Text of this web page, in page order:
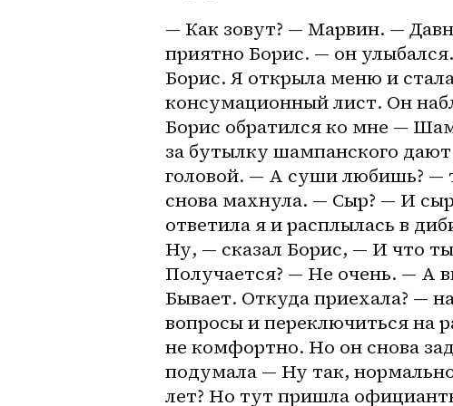
— Как зовут? — Марвин. —
приятно Борис. — он
Борис. Я открыла меню и
консумационный лист. Он
Борис обратился ко мне —
за бутылку шампанского
головой. — А суши любишь?
снова махнула. — Сыр? — И
ответила я и расплылась в
Ну, — сказал Борис, — И что
Получается? — Не очень. — А
Бывает. Откуда приехала? —
вопросы и переключиться на
не комфортно. Но он снова
подумала — Ну так,
лет? Но тут пришла